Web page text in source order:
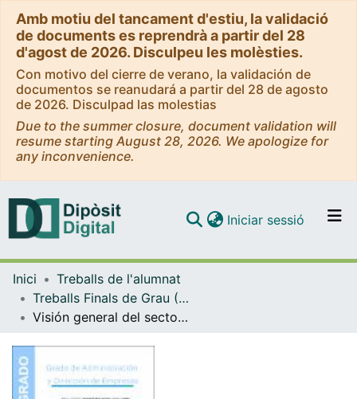
Amb motiu del tancament d'estiu, la validació
de documents es reprendrà a partir del 28
d'agost de 2026. Disculpeu les molèsties.
Con motivo del cierre de verano, la validación de
documentos se reanudará a partir del 28 de agosto
de 2026. Disculpad las molestias
Due to the summer closure, document validation will
resume starting August 28, 2026. We apologize for
any inconvenience.
Navega per tot el DD
Iniciar sessió (current)
Inici
Treballs de l'alumnat
Treballs Finals de Grau (TFG) - Administració i Direcció d'Empreses
Visión general del sector asegurador. Cálculo de provisiones en seguros de no vida.